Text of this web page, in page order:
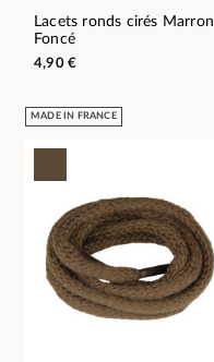
Lacets ronds cirés Marron
Foncé
4,90 €
MADE IN FRANCE